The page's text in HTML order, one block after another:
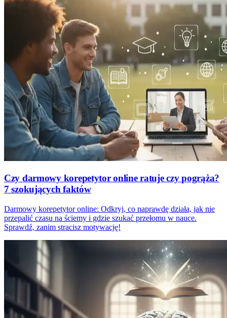
Czy darmowy korepetytor online ratuje czy pogrąża?
7 szokujących faktów
Darmowy korepetytor online: Odkryj, co naprawdę działa, jak nie
przepalić czasu na ściemy i gdzie szukać przełomu w nauce.
Sprawdź, zanim stracisz motywację!